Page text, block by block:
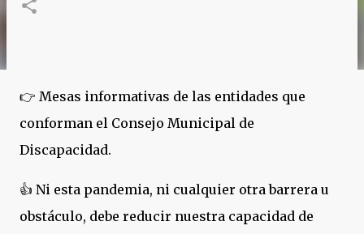
👉 Mesas informativas de las entidades que
conforman el Consejo Municipal de
Discapacidad.
👍 Ni esta pandemia, ni cualquier otra barrera u
obstáculo, debe reducir nuestra capacidad de